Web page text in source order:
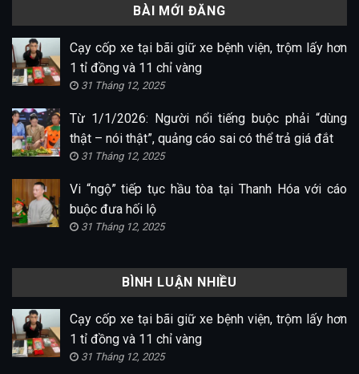
BÀI MỚI ĐĂNG
Cạy cốp xe tại bãi giữ xe bệnh viện, trộm lấy hơn
1 tỉ đồng và 11 chỉ vàng
31 Tháng 12, 2025
Từ 1/1/2026: Người nổi tiếng buộc phải “dùng
thật – nói thật”, quảng cáo sai có thể trả giá đắt
31 Tháng 12, 2025
Vi “ngộ” tiếp tục hầu tòa tại Thanh Hóa với cáo
buộc đưa hối lộ
31 Tháng 12, 2025
BÌNH LUẬN NHIỀU
Cạy cốp xe tại bãi giữ xe bệnh viện, trộm lấy hơn
1 tỉ đồng và 11 chỉ vàng
31 Tháng 12, 2025